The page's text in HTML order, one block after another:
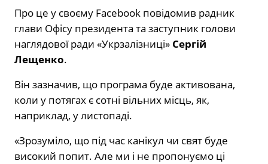
Про це у своєму Facebook повідомив радник
глави Офісу президента та заступник голови
наглядової ради «Укрзалізниці» Сергій
Лещенко.
Він зазначив, що програма буде активована,
коли у потягах є сотні вільних місць, як,
наприклад, у листопаді.
«Зрозуміло, що під час канікул чи свят буде
високий попит. Але ми і не пропонуємо ці